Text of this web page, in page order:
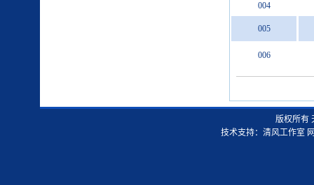
004
005
006
版权所有
技术支持： 清风工作室